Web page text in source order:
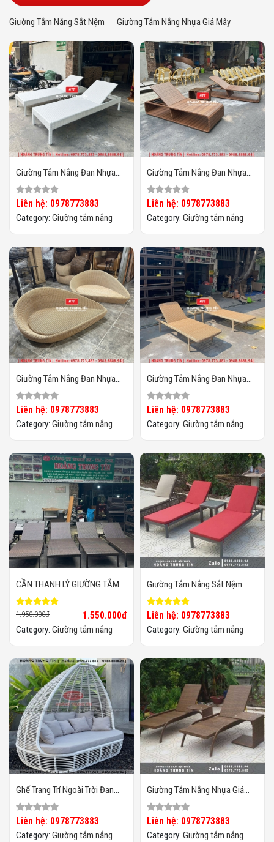
Giường Tắm Nắng Sắt Nệm Giường Tắm Nắng Nhựa Giả Mây
Giường Tắm Nắng Đan Nhựa
Giả Mây HTT022
Liên hệ: 0978773883
Category: Giường tắm nắng
Giường Tắm Nắng Đan Nhựa
Giả Mây HTT021
Liên hệ: 0978773883
Category: Giường tắm nắng
Giường Tắm Nắng Đan Nhựa
Giả Mây HTT020
Liên hệ: 0978773883
Category: Giường tắm nắng
Giường Tắm Nắng Đan Nhựa
Giả Mây HTT017
Liên hệ: 0978773883
Category: Giường tắm nắng
CẦN THANH LÝ GIƯỜNG TẮM
NẮNG NHỰA MÂY
1.950.000đ 1.550.000đ
Category: Giường tắm nắng
Giường Tắm Nắng Sắt Nệm
Liên hệ: 0978773883
Category: Giường tắm nắng
Ghế Trang Trí Ngoài Trời Đan
Nhựa Giả Mây HTT015
Liên hệ: 0978773883
Category: Giường tắm nắng
Giường Tắm Nắng Nhựa Giả
Mây
Liên hệ: 0978773883
Category: Giường tắm nắng